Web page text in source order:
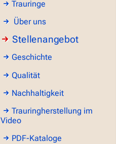
Trauringe
Über uns
Stellenangebot
Geschichte
Qualität
Nachhaltigkeit
Trauringherstellung im
Video
PDF-Kataloge